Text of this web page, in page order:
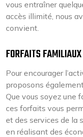
vous entraîner
accès illimité, nous
convient.
FORFAITS FAMILIAUX
Pour encourager
proposons
Que vous soyez une
ces forfaits vous
et des services de la
en réalisant des